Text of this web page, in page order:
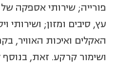
פורייה; שירותי אספקה של
עץ, סיבים ומזון; ושירותי
האקלים ואיכות האוויר,
ושימור קרקע. זאת,